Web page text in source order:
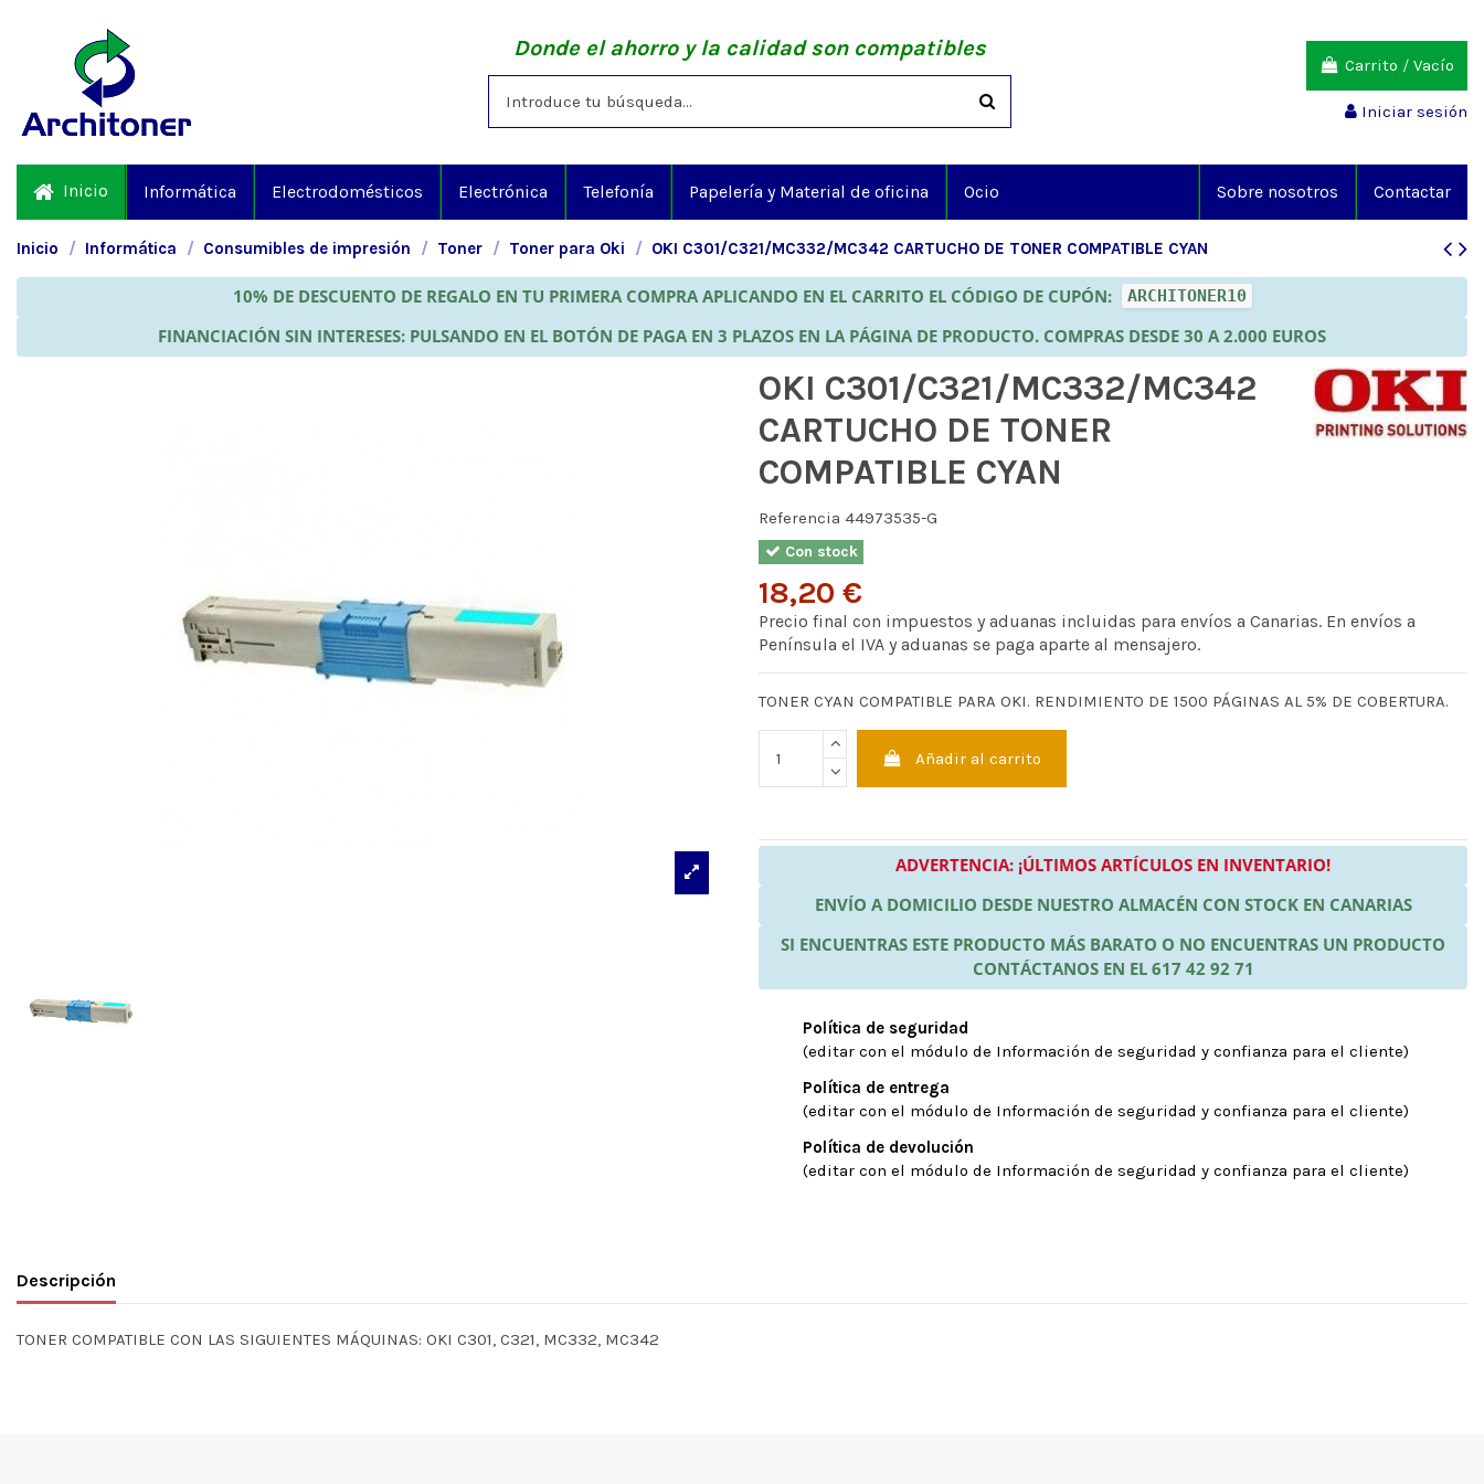
Donde el ahorro y la calidad son compatibles
Carrito / Vacío
Iniciar sesión
Inicio Informática Electrodomésticos Electrónica Telefonía Papelería y Material de oficina Ocio Contactar
Sobre nosotros
Inicio Informática Consumibles de impresión Toner Toner para Oki OKI C301/C321/MC332/MC342 CARTUCHO DE TONER COMPATIBLE CYAN
10% DE DESCUENTO DE REGALO EN TU PRIMERA COMPRA APLICANDO EN EL CARRITO EL CÓDIGO DE CUPÓN: ARCHITONER10
FINANCIACIÓN SIN INTERESES: PULSANDO EN EL BOTÓN DE PAGA EN 3 PLAZOS EN LA PÁGINA DE PRODUCTO. COMPRAS DESDE 30 A 2.000 EUROS
OKI C301/C321/MC332/MC342
CARTUCHO DE TONER
COMPATIBLE CYAN
Referencia 44973535-G
Con stock
18,20 €
Precio final con impuestos y aduanas incluidas para envíos a Canarias. En envíos a
Península el IVA y aduanas se paga aparte al mensajero.
TONER CYAN COMPATIBLE PARA OKI. RENDIMIENTO DE 1500 PÁGINAS AL 5% DE COBERTURA.
Añadir al carrito
ADVERTENCIA: ¡ÚLTIMOS ARTÍCULOS EN INVENTARIO!
ENVÍO A DOMICILIO DESDE NUESTRO ALMACÉN CON STOCK EN CANARIAS
SI ENCUENTRAS ESTE PRODUCTO MÁS BARATO O NO ENCUENTRAS UN PRODUCTO
CONTÁCTANOS EN EL 617 42 92 71
Política de seguridad
(editar con el módulo de Información de seguridad y confianza para el cliente)
Política de entrega
(editar con el módulo de Información de seguridad y confianza para el cliente)
Política de devolución
(editar con el módulo de Información de seguridad y confianza para el cliente)
Descripción
TONER COMPATIBLE CON LAS SIGUIENTES MÁQUINAS: OKI C301, C321, MC332, MC342